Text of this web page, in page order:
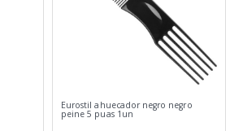
Eurostil ahuecador negro negro
peine 5 puas 1un